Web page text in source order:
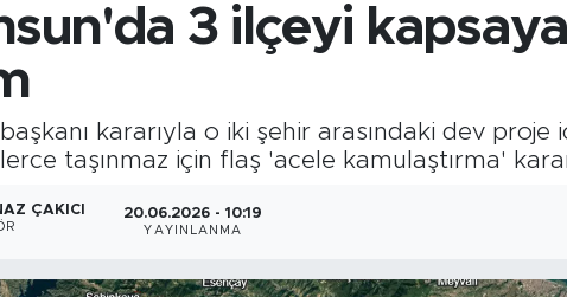
3 ilçeyi
kararıyla o iki şehir arasındaki dev
taşınmaz için flaş 'acele kamulaştırma'
ÇAKICI 20.06.2026 - 10:19
YAYINLANMA
ve Fikstür